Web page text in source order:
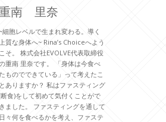
南 里奈
細胞レベルで生まれ変わる。導く
上質な身体へ~ Rina’s Choiceへよう
こそ。 株式会社EVOLVE代表取締役
重南 里奈です。 「身体は今食べ
たものでできている」って考えたこ
とありますか？ 私はファスティング
食)をして初めて気付くことがで
きました。 ファスティングを通して
日々何を食べるかを考え、ファステ